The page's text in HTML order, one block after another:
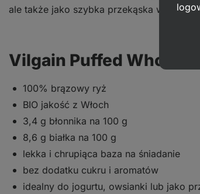
ale także jako szybka przekąska w ciągu
Vilgain Puffed Whole
100% brązowy ryż
BIO jakość z Włoch
3,4 g błonnika na 100 g
8,6 g białka na 100 g
lekka i chrupiąca baza na śniadanie
bez dodatku cukru i aromatów
idealny do jogurtu, owsianki lub jako